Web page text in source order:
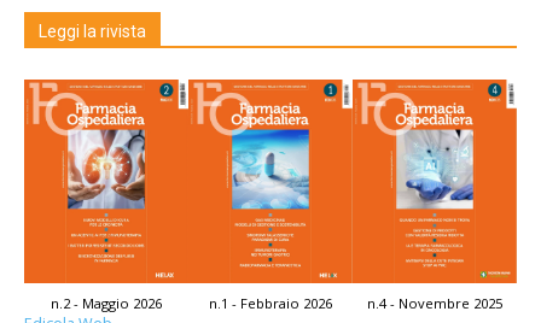
Leggi la rivista
n.2 - Maggio 2026 n.1 - Febbraio 2026 n.4 - Novembre 2025